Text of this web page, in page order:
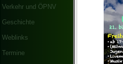
Verkehr und ÖPNV
Geschichte
Weblinks
Termine